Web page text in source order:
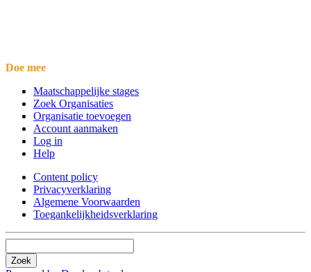
Doe mee
Maatschappelijke stages
Zoek Organisaties
Organisatie toevoegen
Account aanmaken
Log in
Help
Content policy
Privacyverklaring
Algemene Voorwaarden
Toegankelijkheidsverklaring
Zoek